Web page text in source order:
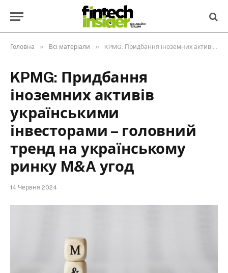
Головна » Всі матеріали » KPMG: Придбання іноземних активів українськими інвесторами – головний тренд на українському ринку M&A угод
KPMG: Придбання
іноземних активів
українськими
інвесторами – головний
тренд на українському
ринку M&A угод
14 Червня 2024